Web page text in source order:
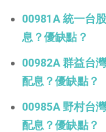
00981A 統一台
息？優缺點？
00982A 群益台
配息？優缺點？
00985A 野村台
配息？優缺點？